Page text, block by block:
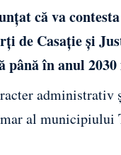
că va
de Casație și
până în anul
administrativ
al